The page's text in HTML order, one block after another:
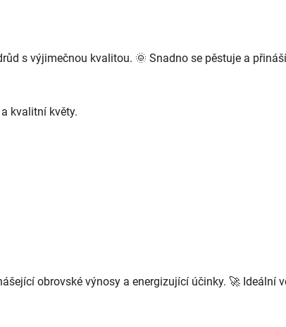
s výjimečnou kvalitou. 🌞 Snadno se pěstuje a
kvalitní květy.
obrovské výnosy a energizující účinky. 🚀 Ideální